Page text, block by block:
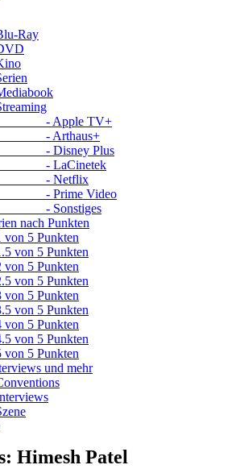
Ray
- Apple TV+
- Arthaus+
- Disney Plus
- LaCinetek
- Netflix
- Prime Video
- Sonstiges
nach Punkten
5 Punkten
5 Punkten
5 Punkten
5 Punkten
5 Punkten
5 Punkten
5 Punkten
5 Punkten
5 Punkten
und mehr
Himesh Patel